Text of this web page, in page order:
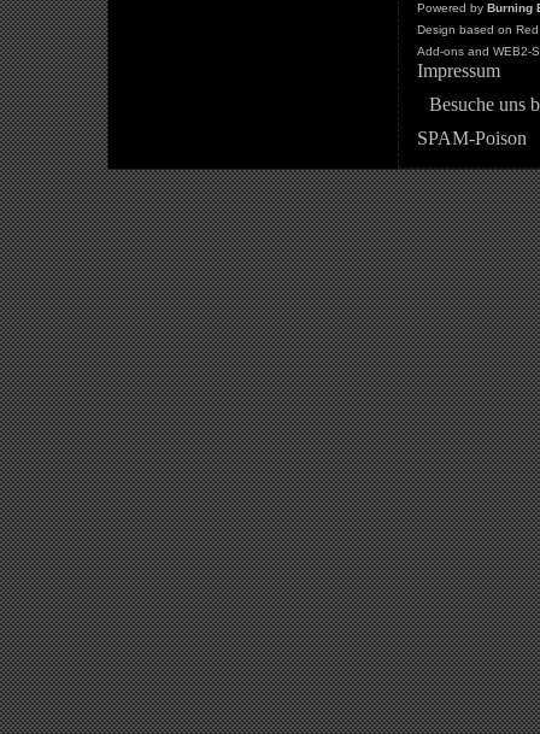
Powered by Burning
Design based on
Add-ons and WEB2-
Impressum
Besuche uns
SPAM-Poison